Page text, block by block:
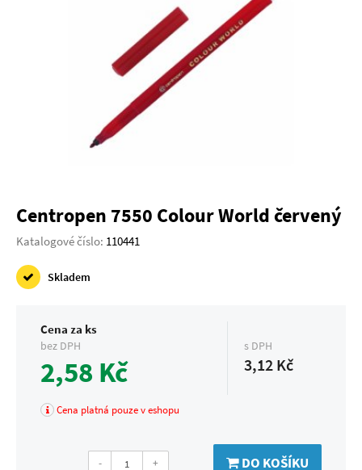
Centropen 7550 Colour World červený
Katalogové číslo: 110441
Skladem
Cena za ks
bez DPH
2,58 Kč
s DPH
3,12 Kč
Cena platná pouze v eshopu
- + DO KOŠÍKU